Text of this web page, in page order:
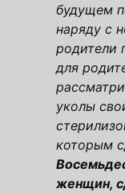
будущем
наряду с
родители
для
уколы
которым
женщин,